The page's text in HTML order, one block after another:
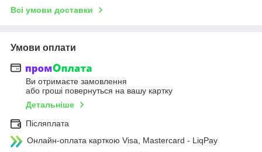
Всі умови доставки
Умови оплати
Ви отримаєте замовлення
або гроші повернуться на вашу картку
Детальніше
Післяплата
Онлайн-оплата карткою Visa, Mastercard - LiqPay